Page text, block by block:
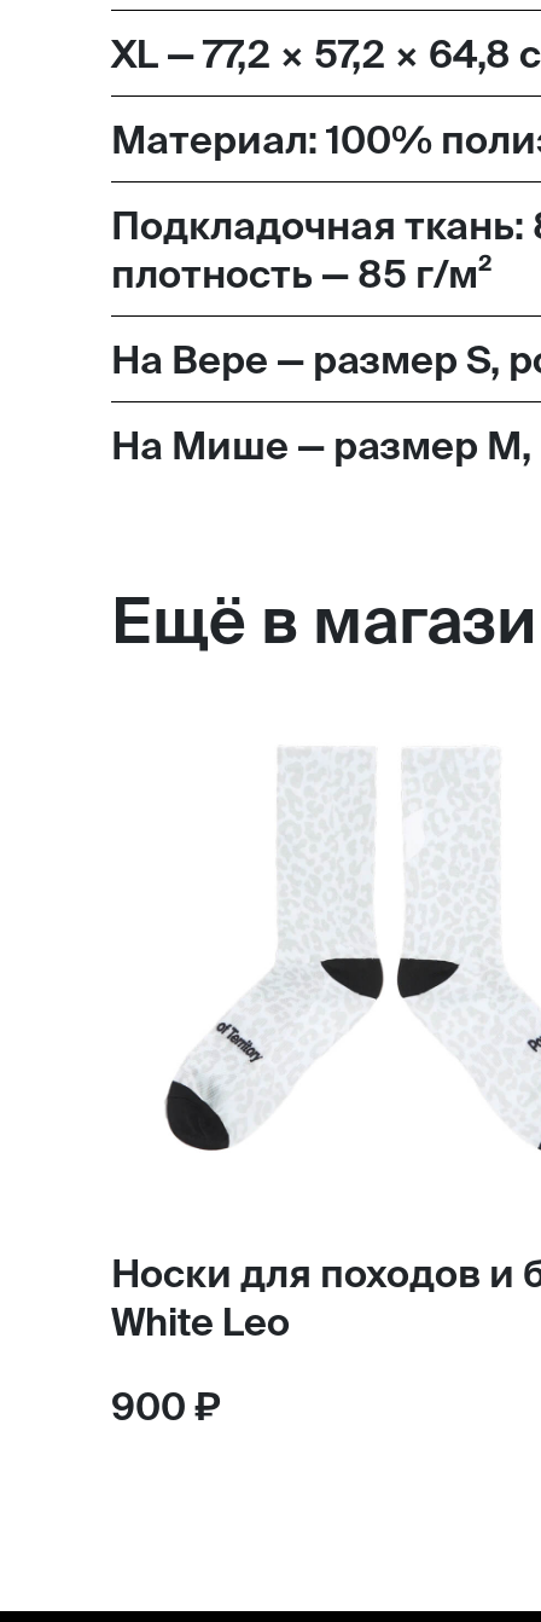
XL — 77,2 × 57,2 × 64,8
Материал: 100%
Подкладочная ткань:
плотность — 85 г/м²
На Вере — размер S,
На Мише — размер М,
Ещё в
Носки для походов и
White Leo
900 ₽